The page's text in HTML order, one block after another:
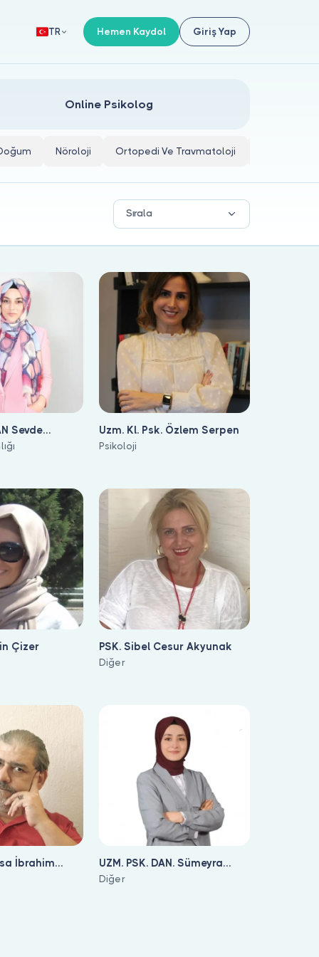
TR Hemen Kaydol Giriş Yap
Online Psikolog
Nöroloji Ortopedi Ve Travmatoloji
Sırala
Sevde
Uzm. Kl. Psk. Özlem Serpen
Psikoloji
Çizer PSK. Sibel Cesur Akyunak
Diğer
İbrahim
UZM. PSK. DAN. Sümeyra
Kakız
Diğer